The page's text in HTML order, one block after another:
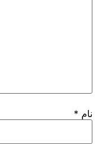
نام *